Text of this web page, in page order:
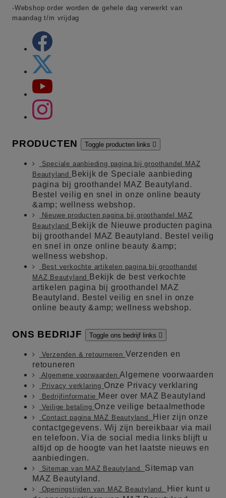
-Webshop order worden de gehele dag verwerkt van
maandag t/m vrijdag
PRODUCTEN Toggle producten links 
Speciale aanbieding pagina bij groothandel MAZ
Beautyland
Bekijk de Speciale aanbieding
pagina bij groothandel MAZ Beautyland.
Bestel veilig en snel in onze online beauty
&amp; wellness webshop.
Nieuwe producten pagina bij groothandel MAZ
Beautyland
Bekijk de Nieuwe producten pagina
bij groothandel MAZ Beautyland. Bestel veilig
en snel in onze online beauty &amp;
wellness webshop.
Best verkochte artikelen pagina bij groothandel
MAZ Beautyland
Bekijk de best verkochte
artikelen pagina bij groothandel MAZ
Beautyland. Bestel veilig en snel in onze
online beauty &amp; wellness webshop.
ONS BEDRIJF Toggle ons bedrijf links 
Verzenden & retourneren Verzenden en
retouneren
Algemene voorwaardenAlgemene voorwaarden
Privacy verklaring Onze Privacy verklaring
Bedrijfinformatie Meer over MAZ Beautyland
Veilige betaling Onze veilige betaalmethode
Contact pagina MAZ Beautyland. Hier zijn onze
contactgegevens. Wij zijn bereikbaar via mail
en telefoon. Via de social media links blijft u
altijd op de hoogte van het laatste nieuws en
aanbiedingen.
Sitemap van MAZ Beautyland. Sitemap van
MAZ Beautyland.
Openingstijden van MAZ Beautyland.
Hier kunt u